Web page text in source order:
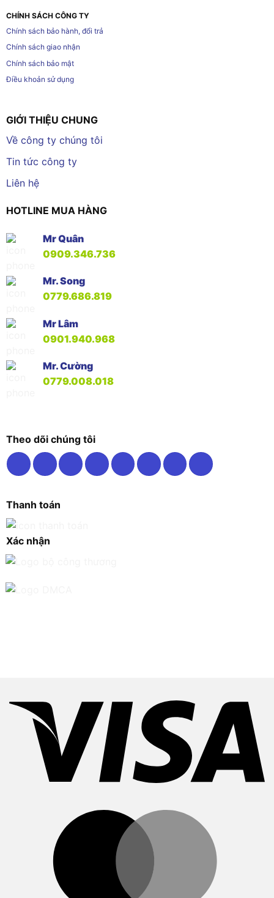
CHÍNH SÁCH CÔNG TY
Chính sách bảo hành, đổi trả
Chính sách giao nhận
Chính sách bảo mật
Điều khoản sử dụng
GIỚI THIỆU CHUNG
Về công ty chúng tôi
Tin tức công ty
Liên hệ
HOTLINE MUA HÀNG
Mr Quân
0909.346.736
Mr. Song
0779.686.819
Mr Lâm
0901.940.968
Mr. Cường
0779.008.018
Theo dõi chúng tôi
Thanh toán
Xác nhận